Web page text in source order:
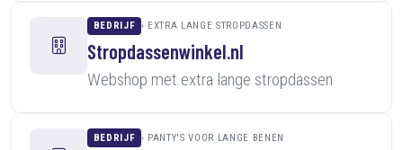
BEDRIJF EXTRA LANGE STROPDASSEN
Stropdassenwinkel.nl
Webshop met extra lange stropdassen
BEDRIJF PANTY'S VOOR LANGE BENEN